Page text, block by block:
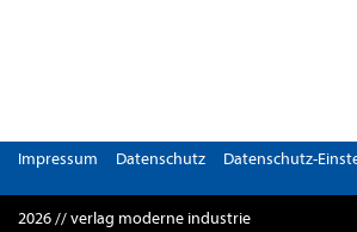
Impressum Datenschutz Datenschutz-
2026 // verlag moderne industrie